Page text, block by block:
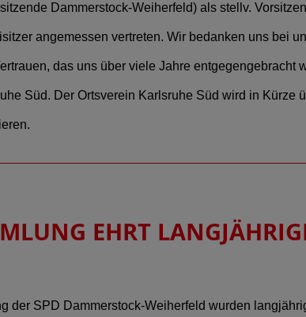
Dammerstock-Weiherfeld) als stellv.
angemessen vertreten. Wir bedanken uns bei
das uns über viele Jahre entgegengebracht
Süd. Der Ortsverein Karlsruhe Süd wird in Kürze
EHRT
der SPD Dammerstock-Weiherfeld wurden